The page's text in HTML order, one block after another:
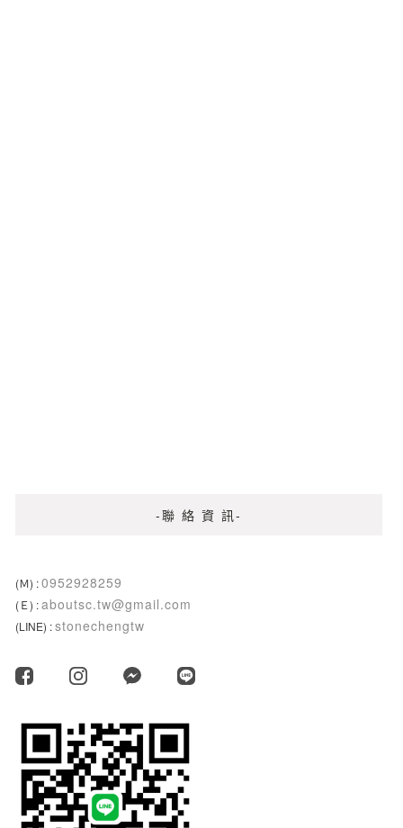
-聯 絡 資 訊-
(Ｍ) :0952928259
(Ｅ) :aboutsc.tw@gmail.com
(LINE) :stonechengtw